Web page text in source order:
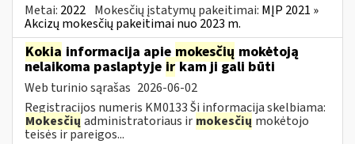
Metai: 2022 Mokesčių įstatymų pakeitimai: MĮP 2021 »
Akcizų mokesčių pakeitimai nuo 2023 m.
Kokia informacija apie mokesčių mokėtoją
nelaikoma paslaptyje irkam ji gali būti
Web turinio sąrašas 2026-06-02
Registracijos numeris KM0133 Ši informacija skelbiama:
Mokesčių administratoriaus ir mokesčių mokėtojo
teisės ir pareigos...